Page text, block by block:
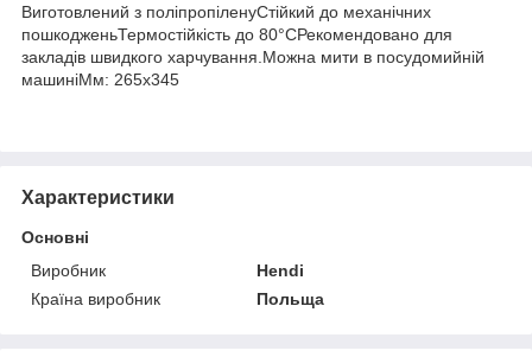
Виготовлений з поліпропіленуСтійкий до механічних
пошкодженьТермостійкість до 80°CРекомендовано для
закладів швидкого харчування.Можна мити в посудомийній
машиніМм: 265x345
Характеристики
Основні
Виробник
Hendi
Країна виробник
Польща